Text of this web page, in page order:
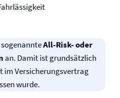
All-Risk- oder
an. Damit ist grundsätzlich
im Versicherungsvertrag
wurde.